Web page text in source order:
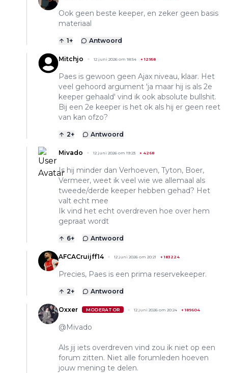
Ook geen beste keeper, en zeker geen basis
materiaal
1+ Antwoord
Mitchjo 12 juni 2026 om 18:54 +12958
Paes is gewoon geen Ajax niveau, klaar. Het
veel gehoord argument 'ja maar hij is als 2e
keeper gehaald' vind ik ook absolute bullshit.
Bij een 2e keeper is het ok als hij er geen reet
van kan ofzo?
2+ Antwoord
Mivado 12 juni 2026 om 19:23 + 4268
Is hij minder dan Verhoeven, Tyton, Boer,
Vermeer, weet ik veel wie we allemaal als
tweede/derde keeper hebben gehad? Het
valt echt mee
Ik vind het echt overdreven hoe over hem
gepraat wordt
6+ Antwoord
AFCACruijff14 12 juni 2026 om 20:21 +183224
Precies, Paes is een prima reservekeeper.
2+ Antwoord
Oxxer MODERATOR 12 juni 2026 om 20:24 +189604
@Mivado
Als jij iets overdreven vind zou ik niet op een
forum zitten. Niet alle forumleden hoeven
jouw mening te delen.